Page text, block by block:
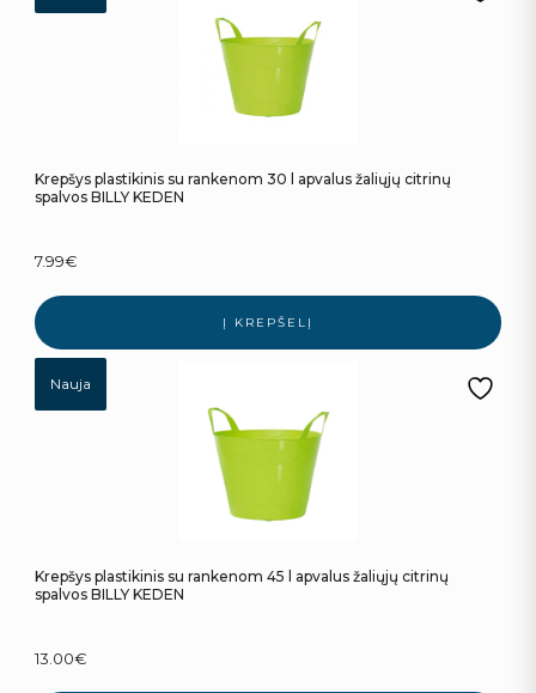
Krepšys plastikinis su rankenom 30 l apvalus žaliųjų citrinų
spalvos BILLY KEDEN
7.99€
Į KREPŠELĮ
Nauja
Krepšys plastikinis su rankenom 45 l apvalus žaliųjų citrinų
spalvos BILLY KEDEN
13.00€